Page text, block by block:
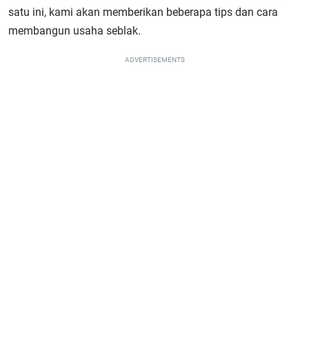
satu ini, kami akan memberikan beberapa tips dan cara
membangun usaha seblak.
ADVERTISEMENTS